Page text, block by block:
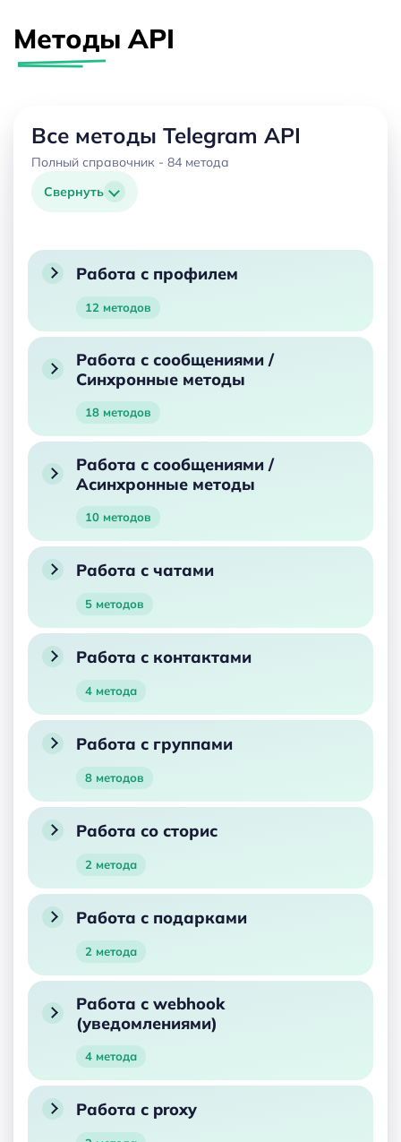
Методы API
Все методы Telegram API
Полный справочник - 84 метода
Свернуть
Работа с профилем
12 методов
Работа с сообщениями /
Синхронные методы
18 методов
Работа с сообщениями /
Асинхронные методы
10 методов
Работа с чатами
5 методов
Работа с контактами
4 метода
Работа с группами
8 методов
Работа со сторис
2 метода
Работа с подарками
2 метода
Работа с webhook
(уведомлениями)
4 метода
Работа с proxy